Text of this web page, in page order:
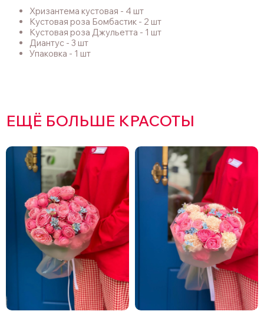
Хризантема кустовая - 4 шт
Кустовая роза Бомбастик - 2 шт
Кустовая роза Джульетта - 1 шт
Диантус - 3 шт
Упаковка - 1 шт
ЕЩЁ БОЛЬШЕ КРАСОТЫ